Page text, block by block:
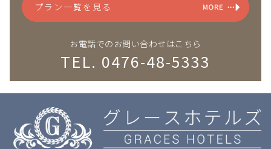
プラン一覧を見る
お電話でのお問い合わせはこちら
TEL. 0476-48-5333